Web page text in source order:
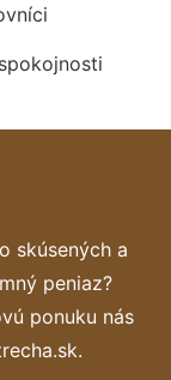
skúsených a
peniaz?
ponuku nás